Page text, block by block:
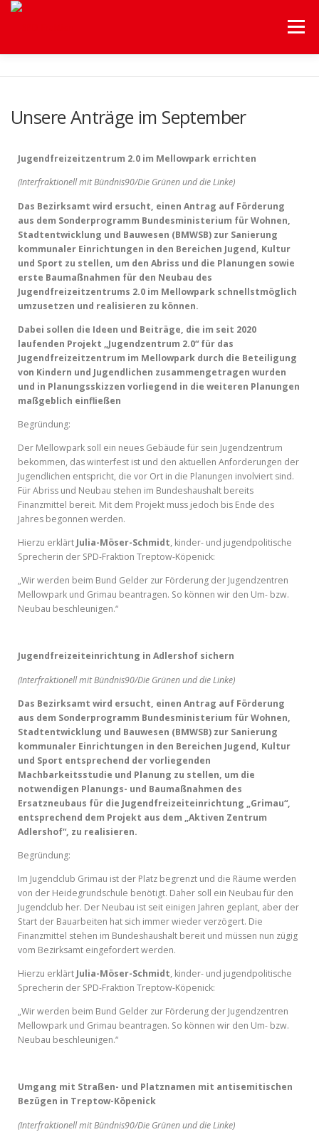
Menü
BEZIRKSVERORDNETENVERSAMMLUNG
Unsere Anträge im September
Jugendfreizeitzentrum 2.0 im Mellowpark errichten
(Interfraktionell mit Bündnis90/Die Grünen und die Linke)
Das Bezirksamt wird ersucht, einen Antrag auf Förderung
aus dem Sonderprogramm Bundesministerium für Wohnen,
Stadtentwicklung und Bauwesen (BMWSB) zur Sanierung
kommunaler Einrichtungen in den Bereichen Jugend, Kultur
und Sport zu stellen, um den Abriss und die Planungen sowie
erste Baumaßnahmen für den Neubau des
Jugendfreizeitzentrums 2.0 im Mellowpark schnellstmöglich
umzusetzen und realisieren zu können.
Dabei sollen die Ideen und Beiträge, die im seit 2020
laufenden Projekt „Jugendzentrum 2.0“ für das
Jugendfreizeitzentrum im Mellowpark durch die Beteiligung
von Kindern und Jugendlichen zusammengetragen wurden
und in Planungsskizzen vorliegend in die weiteren Planungen
maßgeblich einfließen
Begründung:
Der Mellowpark soll ein neues Gebäude für sein Jugendzentrum
bekommen, das winterfest ist und den aktuellen Anforderungen der
Jugendlichen entspricht, die vor Ort in die Planungen involviert sind.
Für Abriss und Neubau stehen im Bundeshaushalt bereits
Finanzmittel bereit. Mit dem Projekt muss jedoch bis Ende des
Jahres begonnen werden.
Hierzu erklärt Julia-Möser-Schmidt, kinder- und jugendpolitische
Sprecherin der SPD-Fraktion Treptow-Köpenick:
„Wir werden beim Bund Gelder zur Förderung der Jugendzentren
Mellowpark und Grimau beantragen. So können wir den Um- bzw.
Neubau beschleunigen.“
Jugendfreizeiteinrichtung in Adlershof sichern
(Interfraktionell mit Bündnis90/Die Grünen und die Linke)
Das Bezirksamt wird ersucht, einen Antrag auf Förderung
aus dem Sonderprogramm Bundesministerium für Wohnen,
Stadtentwicklung und Bauwesen (BMWSB) zur Sanierung
kommunaler Einrichtungen in den Bereichen Jugend, Kultur
und Sport entsprechend der vorliegenden
Machbarkeitsstudie und Planung zu stellen, um die
notwendigen Planungs- und Baumaßnahmen des
Ersatzneubaus für die Jugendfreizeiteinrichtung „Grimau“,
entsprechend dem Projekt aus dem „Aktiven Zentrum
Adlershof“, zu realisieren.
Begründung:
Im Jugendclub Grimau ist der Platz begrenzt und die Räume werden
von der Heidegrundschule benötigt. Daher soll ein Neubau für den
Jugendclub her. Der Neubau ist seit einigen Jahren geplant, aber der
Start der Bauarbeiten hat sich immer wieder verzögert. Die
Finanzmittel stehen im Bundeshaushalt bereit und müssen nun zügig
vom Bezirksamt eingefordert werden.
Hierzu erklärt Julia-Möser-Schmidt, kinder- und jugendpolitische
Sprecherin der SPD-Fraktion Treptow-Köpenick:
„Wir werden beim Bund Gelder zur Förderung der Jugendzentren
Mellowpark und Grimau beantragen. So können wir den Um- bzw.
Neubau beschleunigen.“
Umgang mit Straßen- und Platznamen mit antisemitischen
Bezügen in Treptow-Köpenick
(Interfraktionell mit Bündnis90/Die Grünen und die Linke)